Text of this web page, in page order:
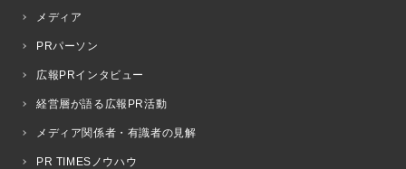
メディア
PRパーソン
広報PRインタビュー
経営層が語る広報PR活動
メディア関係者・有識者の見解
PR TIMESノウハウ